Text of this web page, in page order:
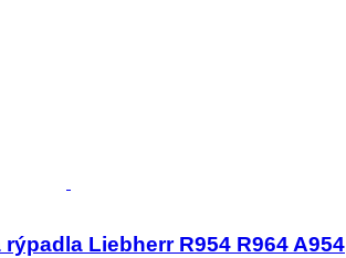
Liebherr R954 R964 A954